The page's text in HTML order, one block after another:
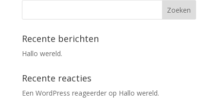
Recente berichten
Hallo wereld.
Recente reacties
Een WordPress reageerderop Hallo wereld.